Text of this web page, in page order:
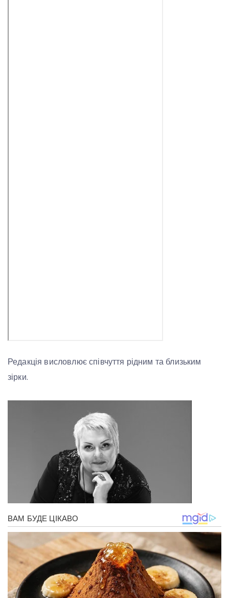
Редакція висловлює співчуття рідним та близьким
зірки.